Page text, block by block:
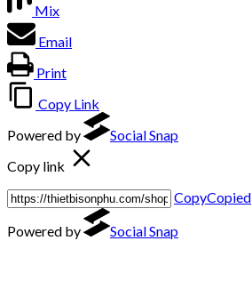
Mix
Email
Print
Copy Link
Powered by
Social Snap
Copy link
CopyCopied
Powered by
Social Snap